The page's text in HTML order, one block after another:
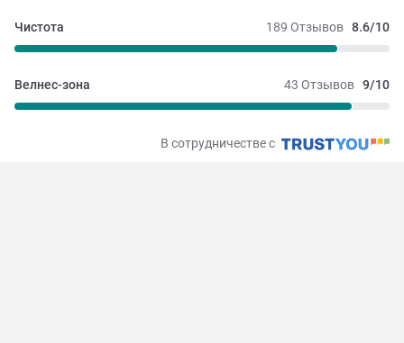
189 Отзывов 8.6/10
Чистота
43 Отзывов 9/10
Велнес-зона
В сотрудничестве с